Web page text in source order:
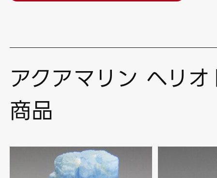
アクアマリン ヘリ
商品